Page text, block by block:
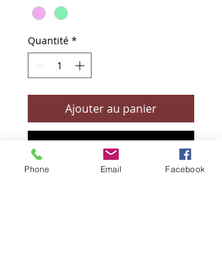
Quantité *
Ajouter au panier
Commander et payer
Phone Email Facebook